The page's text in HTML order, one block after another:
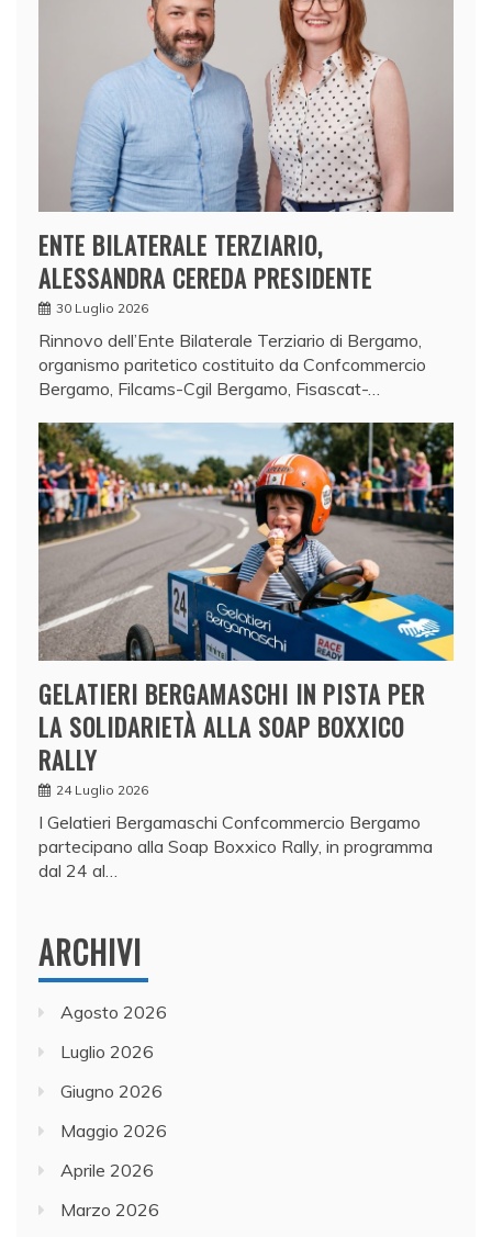
ENTE BILATERALE TERZIARIO,
ALESSANDRA CEREDA PRESIDENTE
30 Luglio 2026
Rinnovo dell’Ente Bilaterale Terziario di Bergamo,
organismo paritetico costituito da Confcommercio
Bergamo, Filcams-Cgil Bergamo, Fisascat-…
GELATIERI BERGAMASCHI IN PISTA PER
LA SOLIDARIETÀ ALLA SOAP BOXXICO
RALLY
24 Luglio 2026
I Gelatieri Bergamaschi Confcommercio Bergamo
partecipano alla Soap Boxxico Rally, in programma
dal 24 al…
ARCHIVI
Agosto 2026
Luglio 2026
Giugno 2026
Maggio 2026
Aprile 2026
Marzo 2026